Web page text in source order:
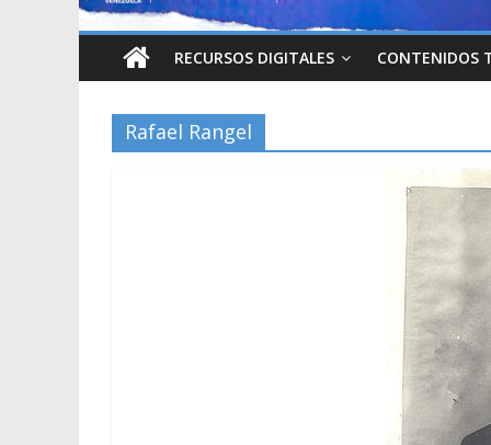
RECURSOS DIGITALES CONTENIDOS
Rafael Rangel